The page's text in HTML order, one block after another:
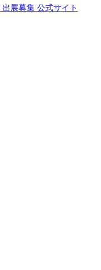
展募集 公式サイト